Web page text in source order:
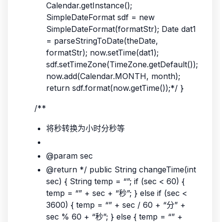
Calendar.getInstance();
SimpleDateFormat sdf = new
SimpleDateFormat(formatStr); Date dat1
= parseStringToDate(theDate,
formatStr); now.setTime(dat1);
sdf.setTimeZone(TimeZone.getDefault());
now.add(Calendar.MONTH, month);
return sdf.format(now.getTime());*/ }
/**
将秒转换为小时分秒等
@param sec
@return */ public String changeTime(int
sec) { String temp = “”; if (sec < 60) {
temp = “” + sec + “秒”; } else if (sec <
3600) { temp = “” + sec / 60 + “分” +
sec % 60 + “秒”; } else { temp = “” +